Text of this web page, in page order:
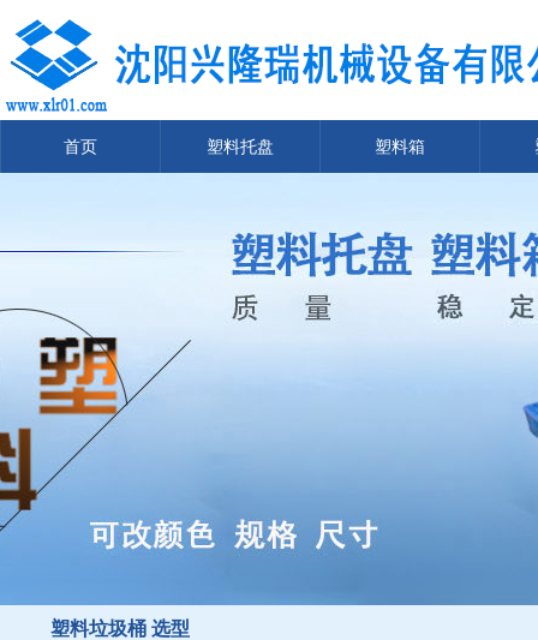
首页 塑料托盘 塑料箱
塑料垃圾桶 选型